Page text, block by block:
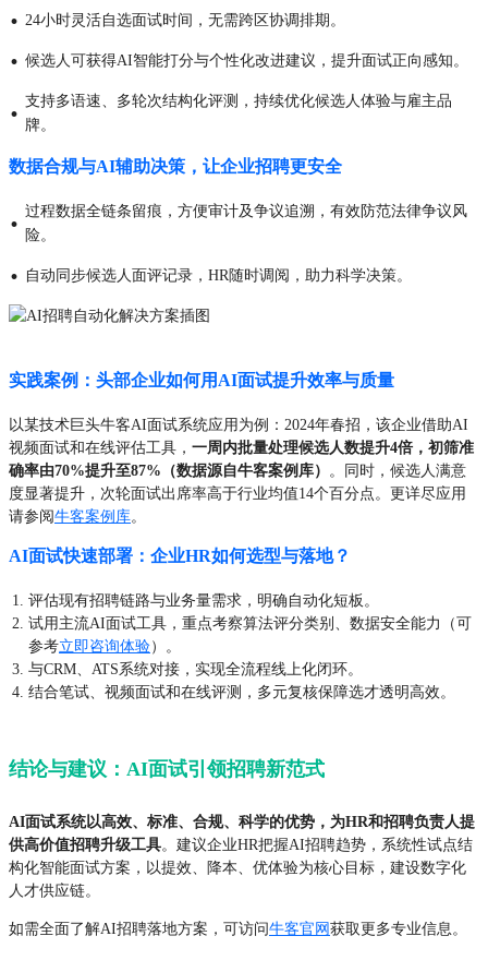
· 24小时灵活自选面试时间，无需跨区协调排期。
· 候选人可获得AI智能打分与个性化改进建议，提升面试正向感知。
· 支持多语速、多轮次结构化评测，持续优化候选人体验与雇主品
牌。
数据合规与AI辅助决策，让企业招聘更安全
· 过程数据全链条留痕，方便审计及争议追溯，有效防范法律争议风
险。
· 自动同步候选人面评记录，HR随时调阅，助力科学决策。
实践案例：头部企业如何用AI面试提升效率与质量
以某技术巨头牛客AI面试系统应用为例：2024年春招，该企业借助AI
视频面试和在线评估工具， 一周内批量处理候选人数提升4倍，初筛准
确率由70%提升至87%（数据源自牛客案例库） 。同时，候选人满意
度显著提升，次轮面试出席率高于行业均值14个百分点。更详尽应用
请参阅牛客案例库。
AI面试快速部署：企业HR如何选型与落地？
评估现有招聘链路与业务量需求，明确自动化短板。
试用主流AI面试工具，重点考察算法评分类别、数据安全能力（可
参考立即咨询体验）。
与CRM、ATS系统对接，实现全流程线上化闭环。
结合笔试、视频面试和在线评测，多元复核保障选才透明高效。
结论与建议：AI面试引领招聘新范式
AI面试系统以高效、标准、合规、科学的优势，为HR和招聘负责人提
供高价值招聘升级工具。建议企业HR把握AI招聘趋势，系统性试点结
构化智能面试方案，以提效、降本、优体验为核心目标，建设数字化
人才供应链。
如需全面了解AI招聘落地方案，可访问牛客官网 获取更多专业信息。